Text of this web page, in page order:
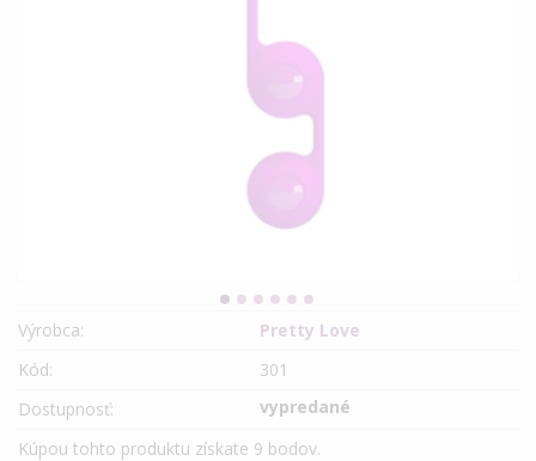
Výrobca:
Pretty Love
Kód:
301
Dostupnosť:
vypredané
Kúpou tohto produktu získate 9 bodov.